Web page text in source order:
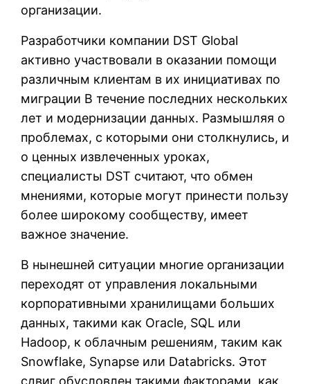
организации.
Разработчики компании DST Global
активно участвовали в оказании помощи
различным клиентам в их инициативах по
миграции В течение последних нескольких
лет и модернизации данных. Размышляя о
проблемах, с которыми они столкнулись, и
о ценных извлеченных уроках,
специалисты DST считают, что обмен
мнениями, которые могут принести пользу
более широкому сообществу, имеет
важное значение.
В нынешней ситуации многие организации
переходят от управления локальными
корпоративными хранилищами больших
данных, такими как Oracle, SQL или
Hadoop, к облачным решениям, таким как
Snowflake, Synapse или Databricks. Этот